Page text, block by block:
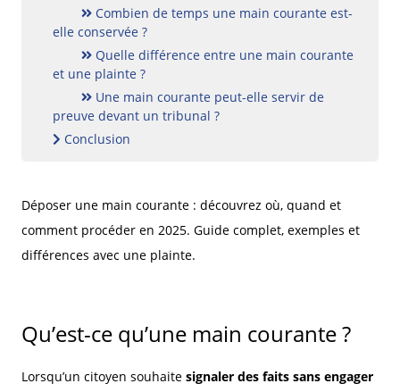
Combien de temps une main courante est-
elle conservée ?
Quelle différence entre une main courante
et une plainte ?
Une main courante peut-elle servir de
preuve devant un tribunal ?
Conclusion
Déposer une main courante : découvrez où, quand et
comment procéder en 2025. Guide complet, exemples et
différences avec une plainte.
Qu’est-ce qu’une main courante ?
Lorsqu’un citoyen souhaite signaler des faits sans engager